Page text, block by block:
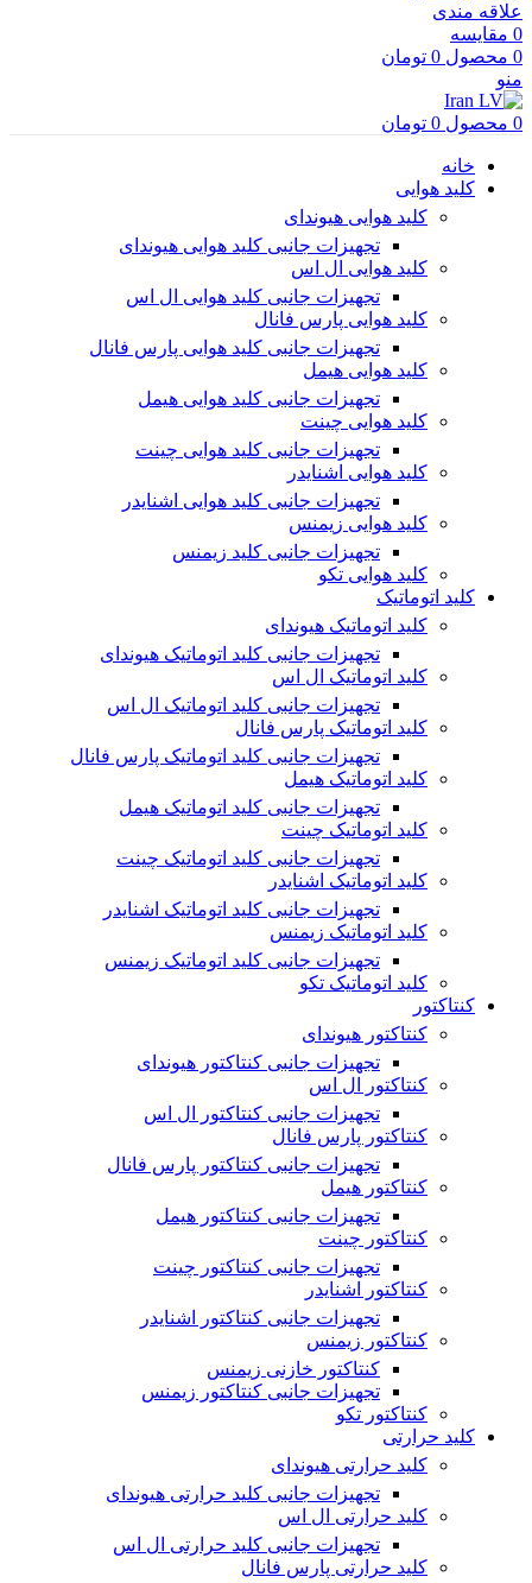
علاقه مندی
0 مقایسه
0 محصول 0 تومان
منو
0 محصول 0 تومان
خانه
کلید هوایی
کلید هوایی هیوندای
تجهیزات جانبی کلید هوایی هیوندای
کلید هوایی ال اس
تجهیزات جانبی کلید هوایی ال اس
کلید هوایی پارس فانال
تجهیزات جانبی کلید هوایی پارس فانال
کلید هوایی هیمل
تجهیزات جانبی کلید هوایی هیمل
کلید هوایی چینت
تجهیزات جانبی کلید هوایی چینت
کلید هوایی اشنایدر
تجهیزات جانبی کلید هوایی اشنایدر
کلید هوایی زیمنس
تجهیزات جانبی کلید زیمنس
کلید هوایی تکو
کلید اتوماتیک
کلید اتوماتیک هیوندای
تجهیزات جانبی کلید اتوماتیک هیوندای
کلید اتوماتیک ال اس
تجهیزات جانبی کلید اتوماتیک ال اس
کلید اتوماتیک پارس فانال
تجهیزات جانبی کلید اتوماتیک پارس فانال
کلید اتوماتیک هیمل
تجهیزات جانبی کلید اتوماتیک هیمل
کلید اتوماتیک چینت
تجهیزات جانبی کلید اتوماتیک چینت
کلید اتوماتیک اشنایدر
تجهیزات جانبی کلید اتوماتیک اشنایدر
کلید اتوماتیک زیمنس
تجهیزات جانبی کلید اتوماتیک زیمنس
کلید اتوماتیک تکو
کنتاکتور
کنتاکتور هیوندای
تجهیزات جانبی کنتاکتور هیوندای
کنتاکتور ال اس
تجهیزات جانبی کنتاکتور ال اس
کنتاکتور پارس فانال
تجهیزات جانبی کنتاکتور پارس فانال
کنتاکتور هیمل
تجهیزات جانبی کنتاکتور هیمل
کنتاکتور چینت
تجهیزات جانبی کنتاکتور چینت
کنتاکتور اشنایدر
تجهیزات جانبی کنتاکتور اشنایدر
کنتاکتور زیمنس
کنتاکتور خازنی زیمنس
تجهیزات جانبی کنتاکتور زیمنس
کنتاکتور تکو
کلید حرارتی
کلید حرارتی هیوندای
تجهیزات جانبی کلید حرارتی هیوندای
کلید حرارتی ال اس
تجهیزات جانبی کلید حرارتی ال اس
کلید حرارتی پارس فانال